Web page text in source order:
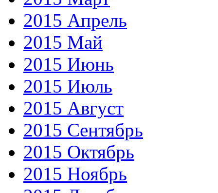
2015 Апрель
2015 Май
2015 Июнь
2015 Июль
2015 Август
2015 Сентябрь
2015 Октябрь
2015 Ноябрь